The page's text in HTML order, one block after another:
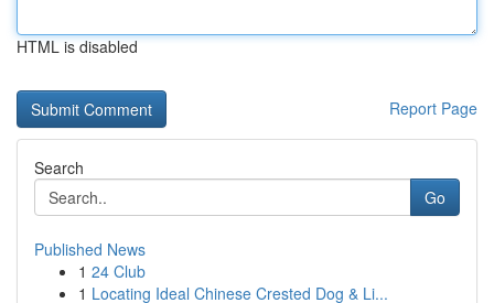
HTML is disabled
Report Page
Search
Go
Published News
1 24 Club
1 Locating Ideal Chinese Crested Dog & Li...